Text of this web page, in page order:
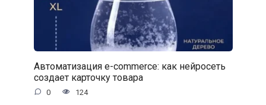
Автоматизация e-commerce: как нейросеть
создает карточку товара
0 124